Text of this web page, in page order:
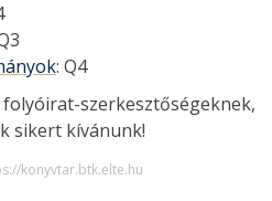
: Q4
szerkesztőségeknek,
sikert kívánunk!
konyvtar.btk.elte.hu